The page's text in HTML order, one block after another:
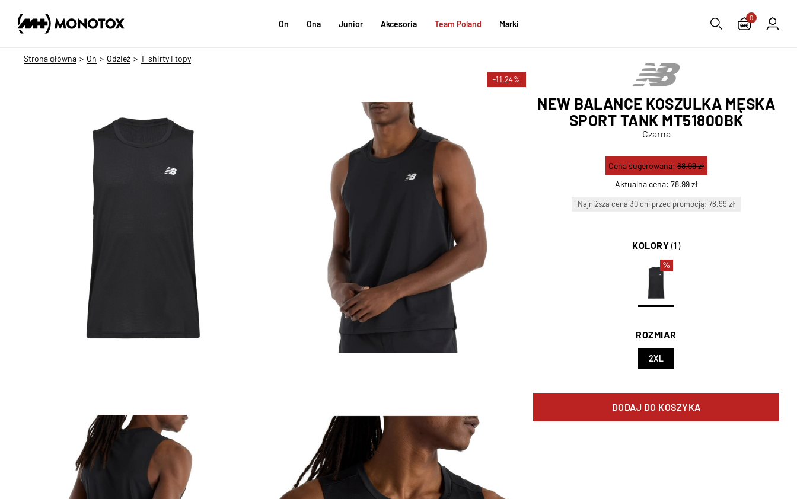
On Ona Junior Akcesoria Team Poland Marki
0
Strona główna On Odzież T-shirty i topy
-11,24%
NEW BALANCE KOSZULKA MĘSKA
SPORT TANK MT51800BK
Czarna
Aktualna cena: 78,99 zł
Cena sugerowana:88,99 zł
Najniższa cena 30 dni przed promocją: 78.99 zł
KOLORY (1)
%
ROZMIAR
2XL
DODAJ DO KOSZYKA